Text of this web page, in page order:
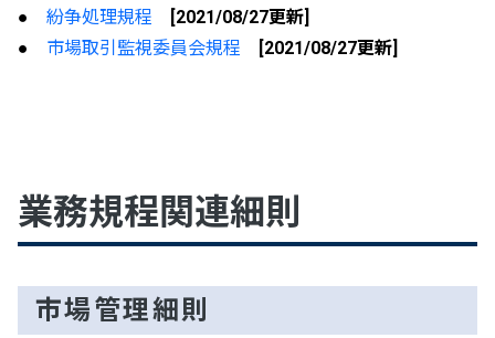
公式アカウント一覧
堂島銀10K
とうもろこし50
米国産大豆
小豆
取引所日報
日程一覧表
立会によらない取引
制限幅
堂島コメ平均
®
誰でも分かる「現物コメ指数®」
マンスリーレポート（農林水産省）
● 紛争処理規程 [2021/08/27更新]
● 市場取引監視委員会規程 [2021/08/27更新]
業務規程関連細則
市場管理細則